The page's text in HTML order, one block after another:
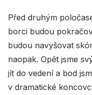
Před druhým
borci budou
budou navyšovat
naopak. Opět jsme
jít do vedení a bod
v dramatické